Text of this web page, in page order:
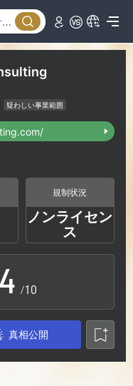
疑わしい事業範囲
規制状況
ノンライセン
ス
4 /10
真相公開